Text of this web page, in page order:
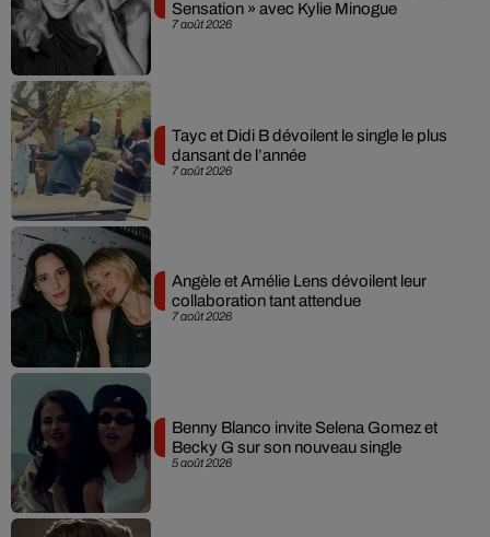
7 août 2026
Sensation » avec Kylie Minogue
7 août 2026
Tayc et Didi B dévoilent le single le plus
dansant de l’année
7 août 2026
Angèle et Amélie Lens dévoilent leur
collaboration tant attendue
5 août 2026
Benny Blanco invite Selena Gomez et
Becky G sur son nouveau single